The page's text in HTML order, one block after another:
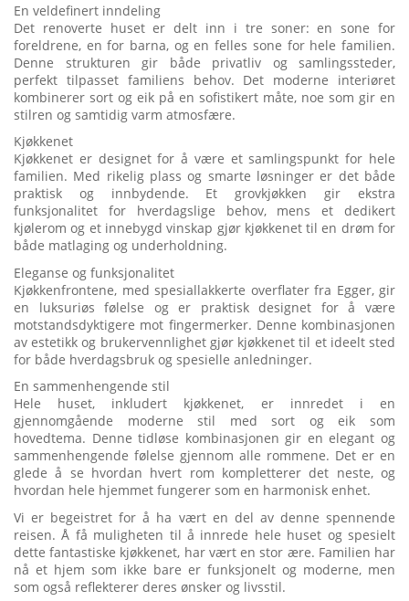
En veldefinert inndeling
Det renoverte huset er delt inn i tre soner: en sone for
foreldrene, en for barna, og en felles sone for hele familien.
Denne strukturen gir både privatliv og samlingssteder,
perfekt tilpasset familiens behov. Det moderne interiøret
kombinerer sort og eik på en sofistikert måte, noe som gir en
stilren og samtidig varm atmosfære.
Kjøkkenet
Kjøkkenet er designet for å være et samlingspunkt for hele
familien. Med rikelig plass og smarte løsninger er det både
praktisk og innbydende. Et grovkjøkken gir ekstra
funksjonalitet for hverdagslige behov, mens et dedikert
kjølerom og et innebygd vinskap gjør kjøkkenet til en drøm for
både matlaging og underholdning.
Eleganse og funksjonalitet
Kjøkkenfrontene, med spesiallakkerte overflater fra Egger, gir
en luksuriøs følelse og er praktisk designet for å være
motstandsdyktigere mot fingermerker. Denne kombinasjonen
av estetikk og brukervennlighet gjør kjøkkenet til et ideelt sted
for både hverdagsbruk og spesielle anledninger.
En sammenhengende stil
Hele huset, inkludert kjøkkenet, er innredet i en
gjennomgående moderne stil med sort og eik som
hovedtema. Denne tidløse kombinasjonen gir en elegant og
sammenhengende følelse gjennom alle rommene. Det er en
glede å se hvordan hvert rom kompletterer det neste, og
hvordan hele hjemmet fungerer som en harmonisk enhet.
Vi er begeistret for å ha vært en del av denne spennende
reisen. Å få muligheten til å innrede hele huset og spesielt
dette fantastiske kjøkkenet, har vært en stor ære. Familien har
nå et hjem som ikke bare er funksjonelt og moderne, men
som også reflekterer deres ønsker og livsstil.